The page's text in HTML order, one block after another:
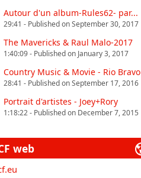
Autour d'un album-Rules62- par...
29:41 - Published on September 30, 2017
The Mavericks & Raul Malo-2017
1:40:09 - Published on January 3, 2017
Country Music & Movie - Rio Bravo
28:41 - Published on September 17, 2016
Portrait d'artistes - Joey+Rory
1:18:22 - Published on December 7, 2015
web